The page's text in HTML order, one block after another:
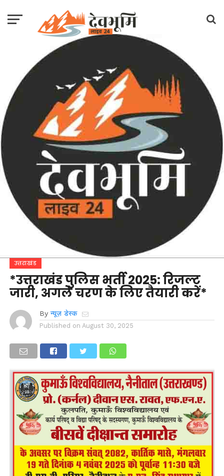
उत्तराखंड
*उत्तराखंड पुलिस भर्ती 2025: रिजल्ट
जारी, अगले चरण के लिए तैयारी करें*
By न्यूज़ डेस्क
Published on August 30, 2025